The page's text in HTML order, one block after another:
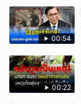
00:54
00:22